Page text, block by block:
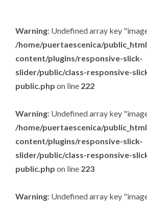
Warning: Undefined array key
/home/puertaescenica/
content/plugins/responsive-slick-
slider/public/class-responsive-
public.php on line 222
Warning: Undefined array key
/home/puertaescenica/
content/plugins/responsive-slick-
slider/public/class-responsive-
public.php on line 223
Warning: Undefined array key